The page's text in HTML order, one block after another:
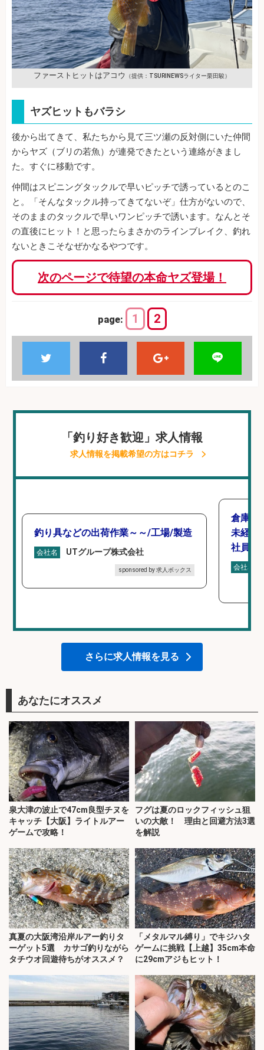
ファーストヒットはアコウ （提供：TSURINEWSライター栗田駿）
ヤズヒットもバラシ
後から出てきて、私たちから見て三ツ瀬の反対側にいた仲間
からヤズ（ブリの若魚）が連発できたという連絡がきまし
た。すぐに移動です。
仲間はスピニングタックルで早いピッチで誘っているとのこ
と。「そんなタックル持ってきてないぞ」仕方がないので、
そのままのタックルで早いワンピッチで誘います。なんとそ
の直後にヒット！と思ったらまさかのラインブレイク、釣れ
ないときこそなぜかなるやつです。
次のページで待望の本命ヤズ登場！
page: 1 2
「釣り好き歓迎」求人情報
求人情報を掲載希望の方はコチラ
釣り具などの出荷作業～～/工場/製造
会社名 UTグループ株式会社
sponsored by 求人ボックス
倉庫で
未経験
社員登
会社名
さらに求人情報を見る
あなたにオススメ
泉大津の波止で47cm良型チヌを
キャッチ【大阪】ライトルアー
ゲームで攻略！
フグは夏のロックフィッシュ狙
いの大敵！ 理由と回避方法3選
を解説
真夏の大阪湾沿岸ルアー釣りタ
ーゲット5選 カサゴ釣りながら
タチウオ回遊待ちがオススメ？
「メタルマル縛り」でキジハタ
ゲームに挑戦【上越】35cm本命
に29cmアジもヒット！